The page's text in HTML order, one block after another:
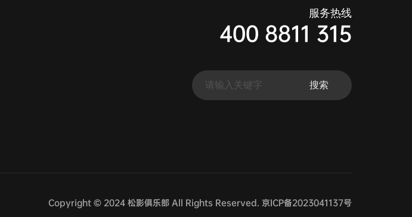
服务热线
400 8811 315
Copyright © 2024 松影俱乐部 All Rights Reserved. 京ICP备2023041137号